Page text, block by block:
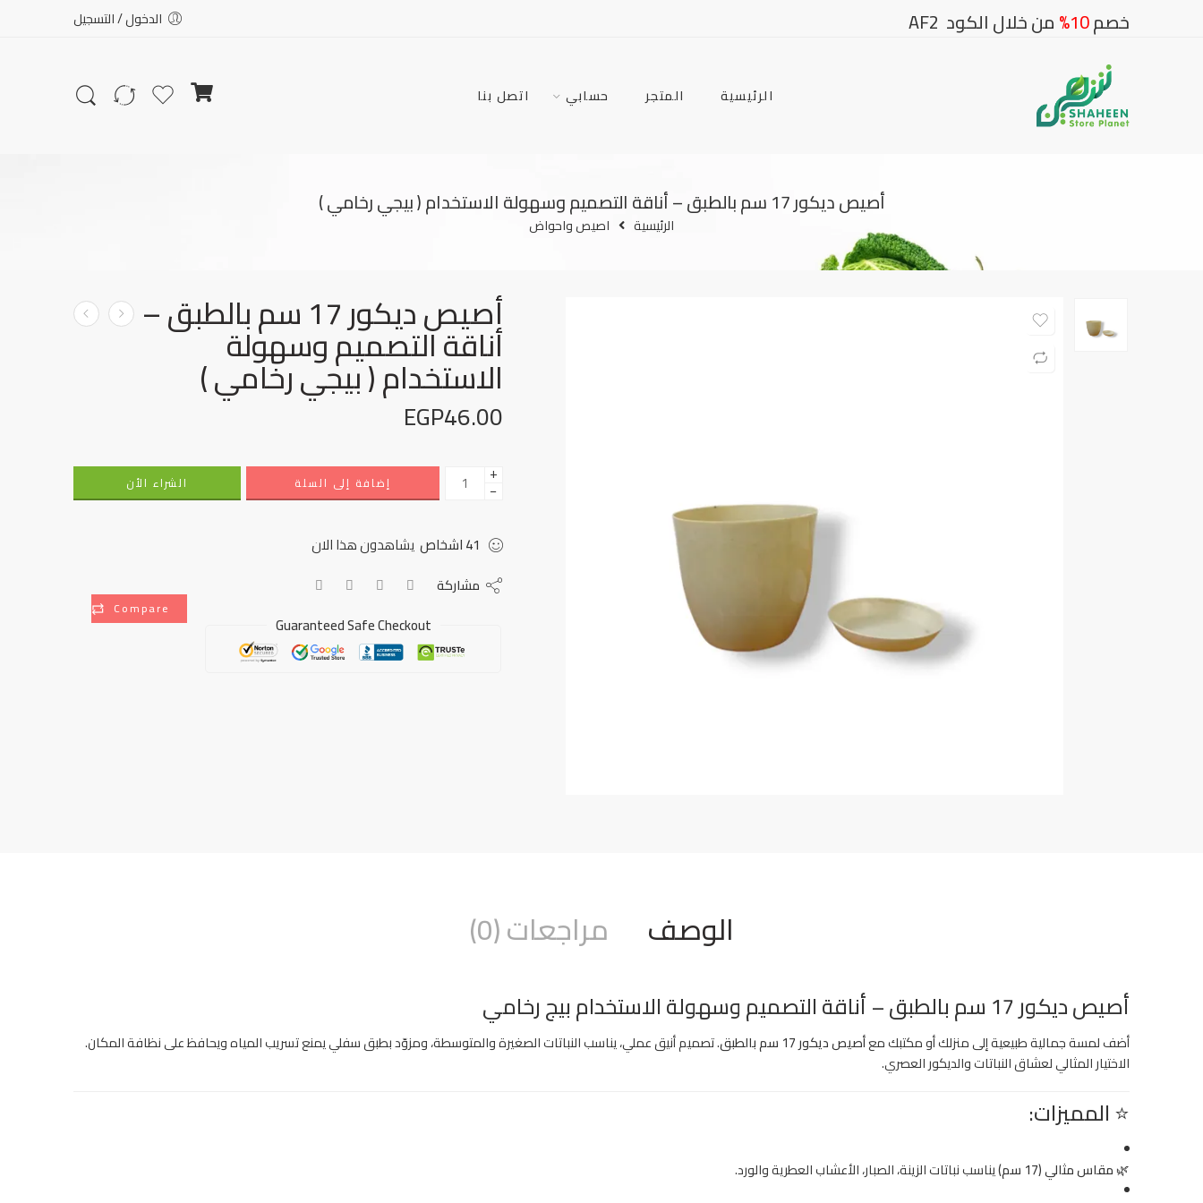
خصم10% من خلال الكود AF2 الدخول / التسجيل
الرئيسية المتجر حسابي اتصل بنا
أصيص ديكور 17 سم بالطبق – أناقة التصميم وسهولة الاستخدام ( بيجي رخامي )
الرئيسية اصيص واحواض
أصيص ديكور 17 سم بالطبق –
أناقة التصميم وسهولة
الاستخدام ( بيجي رخامي )
EGP46.00
+
− إضافة إلى السلة الشراء الأن
41اشخاص يشاهدون هذا الان
Compare
مشاركة
Guaranteed Safe Checkout
الوصف مراجعات (0)
أصيص ديكور 17 سم بالطبق – أناقة التصميم وسهولة الاستخدام بيج رخامي
أضف لمسة جمالية طبيعية إلى منزلك أو مكتبك معأصيص ديكور 17 سم بالطبق
. تصميم أنيق عملي، يناسب النباتات الصغيرة والمتوسطة، ومزوّد بطبق سفلي يمنع تسريب المياه ويحافظ على نظافة المكان.
الاختيار المثالي لعشاق النباتات والديكور العصري.
⭐ المميزات:
🌿مقاس مثالي (17 سم)
يناسب نباتات الزينة، الصبار، الأعشاب العطرية والورد.